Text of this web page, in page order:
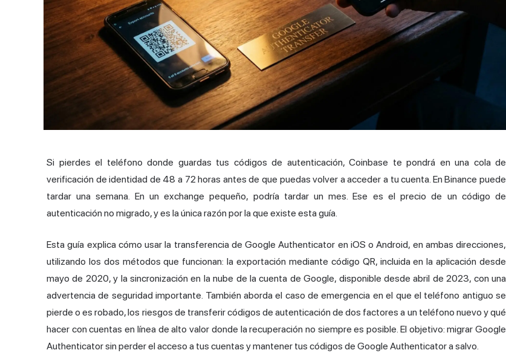
Si pierdes el teléfono donde guardas tus códigos de autenticación, Coinbase te pondrá en una cola de
verificación de identidad de 48 a 72 horas antes de que puedas volver a acceder a tu cuenta. En Binance puede
tardar una semana. En un exchange pequeño, podría tardar un mes. Ese es el precio de un código de
autenticación no migrado, y es la única razón por la que existe esta guía.
Esta guía explica cómo usar la transferencia de Google Authenticator en iOS o Android, en ambas direcciones,
utilizando los dos métodos que funcionan: la exportación mediante código QR, incluida en la aplicación desde
mayo de 2020, y la sincronización en la nube de la cuenta de Google, disponible desde abril de 2023, con una
advertencia de seguridad importante. También aborda el caso de emergencia en el que el teléfono antiguo se
pierde o es robado, los riesgos de transferir códigos de autenticación de dos factores a un teléfono nuevo y qué
hacer con cuentas en línea de alto valor donde la recuperación no siempre es posible. El objetivo: migrar Google
Authenticator sin perder el acceso a tus cuentas y mantener tus códigos de Google Authenticator a salvo.